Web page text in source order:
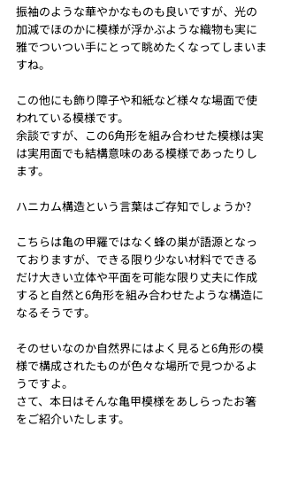
振袖のような華やかなものも良いですが、光の
加減でほのかに模様が浮かぶような織物も実に
雅でついつい手にとって眺めたくなってしまいま
すね。
この他にも飾り障子や和紙など様々な場面で使
われている模様です。
余談ですが、この6角形を組み合わせた模様は実
は実用面でも結構意味のある模様であったりし
ます。
ハニカム構造という言葉はご存知でしょうか?
こちらは亀の甲羅ではなく蜂の巣が語源となっ
ておりますが、できる限り少ない材料でできる
だけ大きい立体や平面を可能な限り丈夫に作成
すると自然と6角形を組み合わせたような構造に
なるそうです。
そのせいなのか自然界にはよく見ると6角形の模
様で構成されたものが色々な場所で見つかるよ
うですよ。
さて、本日はそんな亀甲模様をあしらったお箸
をご紹介いたします。